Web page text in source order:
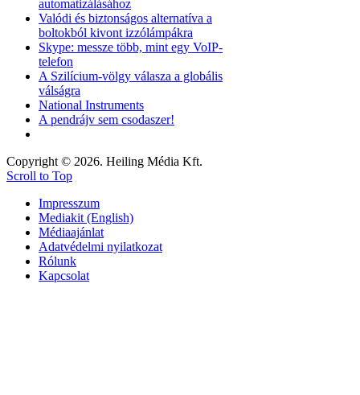
automatizálásához
Valódi és biztonságos alternatíva a
boltokból kivont izzólámpákra
Skype: messze több, mint egy VoIP-
telefon
A Szilícium-völgy válasza a globális
válságra
National Instruments
A pendrájv sem csodaszer!
Copyright © 2026. Heiling Média Kft.
Scroll to Top
Impresszum
Mediakit (English)
Médiaajánlat
Adatvédelmi nyilatkozat
Rólunk
Kapcsolat